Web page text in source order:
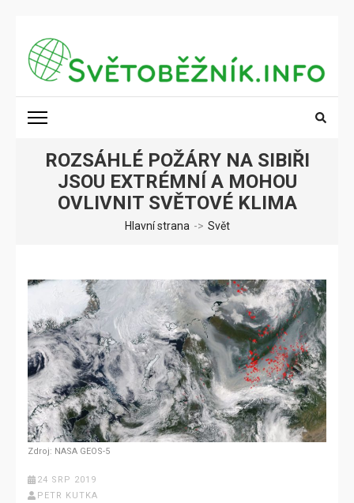
obsah
(stiskněte
Enter)
SVĚTOBĚŽNÍK.INFO
ROZSÁHLÉ POŽÁRY NA SIBIŘI
JSOU EXTRÉMNÍ A MOHOU
OVLIVNIT SVĚTOVÉ KLIMA
Hlavní strana -> Svět
Zdroj: NASA GEOS-5
24 SRP 2019
PETR KUTKA